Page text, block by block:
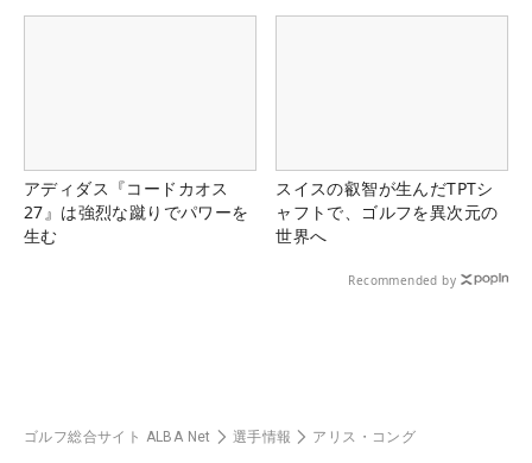
アディダス『コードカオス
27』は強烈な蹴りでパワーを
生む
スイスの叡智が生んだTPTシ
ャフトで、ゴルフを異次元の
世界へ
Recommended by
ゴルフ総合サイト ALBA Net 選手情報 アリス・コング